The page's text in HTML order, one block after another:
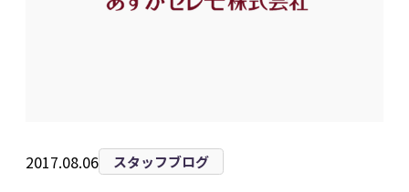
2017.08.06 スタッフブログ